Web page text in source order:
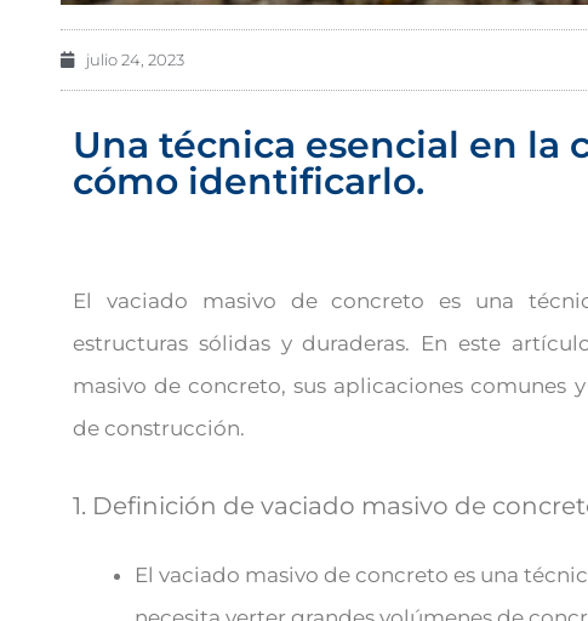
julio 24, 2023
Una técnica esencial en la
cómo identificarlo.
El vaciado masivo de concreto es una
estructuras sólidas y duraderas. En este
masivo de concreto, sus aplicaciones comunes
de construcción.
1. Definición de vaciado masivo de
El vaciado masivo de concreto es una